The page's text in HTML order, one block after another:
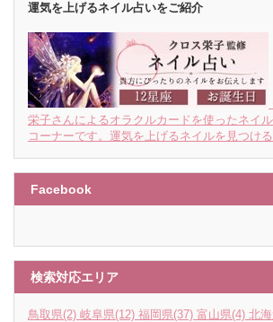
運気を上げるネイル占いをご紹介
栄子さんによるオラクルカードを使ったネイ
コーナーです。運気を上げるネイルを見つける
Facebook
検索対応エリア
鳥取県(2) 岐阜県(12) 福岡県(37) 富山県(4) 北